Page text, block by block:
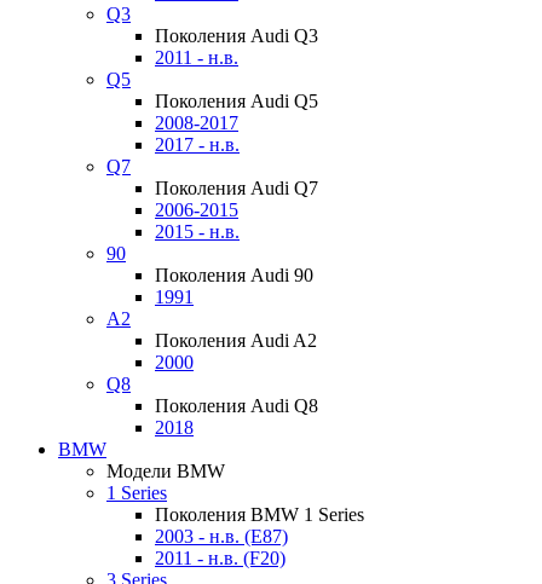
Q3
Поколения Audi Q3
2011 - н.в.
Q5
Поколения Audi Q5
2008-2017
2017 - н.в.
Q7
Поколения Audi Q7
2006-2015
2015 - н.в.
90
Поколения Audi 90
1991
A2
Поколения Audi A2
2000
Q8
Поколения Audi Q8
2018
BMW
Модели BMW
1 Series
Поколения BMW 1 Series
2003 - н.в. (E87)
2011 - н.в. (F20)
3 Series